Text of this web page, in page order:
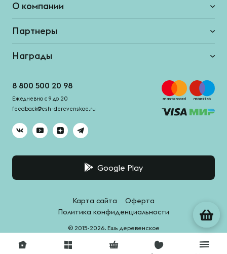
О компании
Партнеры
Награды
8 800 500 20 98
Ежедневно с 9 до 20
feedback@esh-derevenskoe.ru
Google Play
© 2015-2026. Ешь деревенское
Карта сайта
Оферта
Политика конфиденциальности
Система качества - HACCPro